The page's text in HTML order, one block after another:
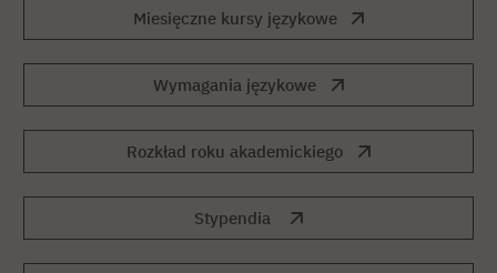
Miesięczne kursy językowe
Wymagania językowe
Rozkład roku akademickiego
Stypendia